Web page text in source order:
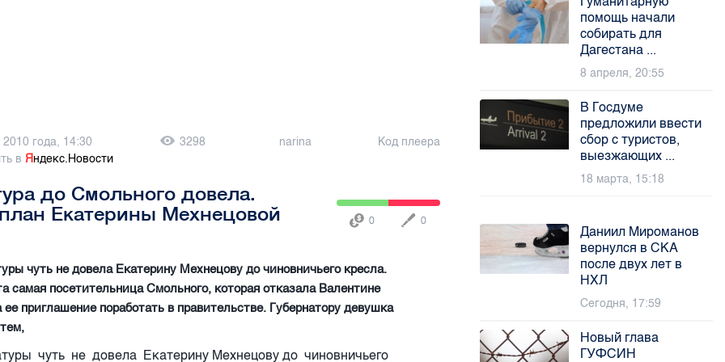
года, 14:30 3298 narina
Код плеера
вЯндекс.Новости
до Смольного довела.
Екатерины Мехнецовой
0 0
чуть не довела Екатерину Мехнецову до чиновничьего кресла.
самая посетительница Смольного, которая отказала Валентине
приглашение поработать в правительстве. Губернатору девушка
чуть не довела Екатерину Мехнецову до чиновничьего
помощь начали
собирать для
Дагестана ...
8 апреля, 20:55
В Госдуме
предложили ввести
сбор с туристов,
выезжающих ...
18 марта, 15:18
Даниил Мироманов
вернулся в СКА
после двух лет в
НХЛ
Сегодня, 17:59
Новый глава
ГУФСИН